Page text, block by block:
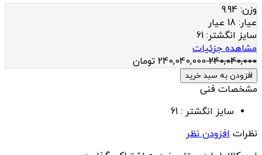
وزن: 9.94
عيار: 18 عیار
سایز انگشتر: 61
مشاهده جزئیات
240,040,000
240,040,000 تومان
افزودن به سبد خرید
مشخصات فنی
سایز انگشتر : 61
نظرات افزودن نظر